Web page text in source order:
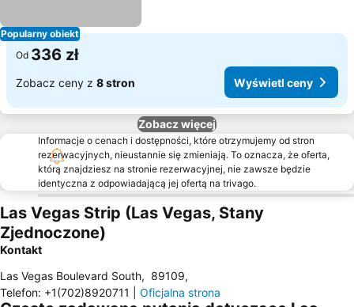
Popularny obiekt
Od 336 zł
Zobacz ceny z 8 stron Wyświetl ceny
Zobacz więcej
Informacje o cenach i dostępności, które otrzymujemy od stron
rezerwacyjnych, nieustannie się zmieniają. To oznacza, że oferta,
którą znajdziesz na stronie rezerwacyjnej, nie zawsze będzie
identyczna z odpowiadającą jej ofertą na trivago.
Las Vegas Strip (Las Vegas, Stany
Zjednoczone)
Kontakt
Las Vegas Boulevard South, 89109,
Telefon: +1(702)8920711 Oficjalna strona